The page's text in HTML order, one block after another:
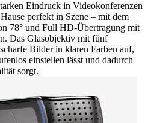
Eindruck in Videokonferenzen
perfekt in Szene – mit dem
78° und Full HD-Übertragung mit
Das Glasobjektiv mit fünf
Bilder in klaren Farben auf,
einstellen lässt und dadurch
sorgt.